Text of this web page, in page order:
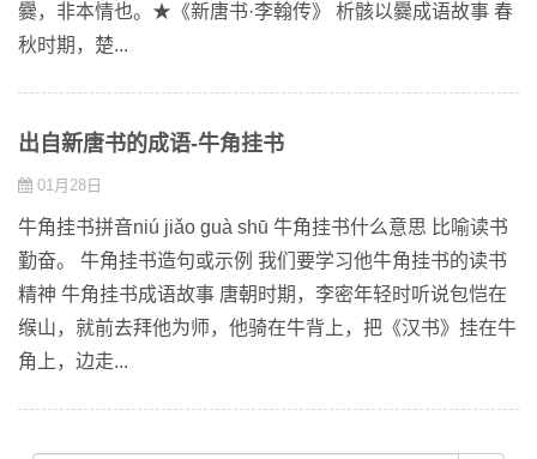
爨，非本情也。★《新唐书·李翰传》 析骸以爨成语故事 春
秋时期，楚...
出自新唐书的成语-牛角挂书
01月28日
牛角挂书拼音niú jiǎo guà shū 牛角挂书什么意思 比喻读书
勤奋。 牛角挂书造句或示例 我们要学习他牛角挂书的读书
精神 牛角挂书成语故事 唐朝时期，李密年轻时听说包恺在
缑山，就前去拜他为师，他骑在牛背上，把《汉书》挂在牛
角上，边走...